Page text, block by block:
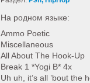
На родном языке:
Ammo Poetic
Miscellaneous
All About The Hook-Up
Break 1 *Yogi B* 4x
Uh uh, it’s all ’bout the